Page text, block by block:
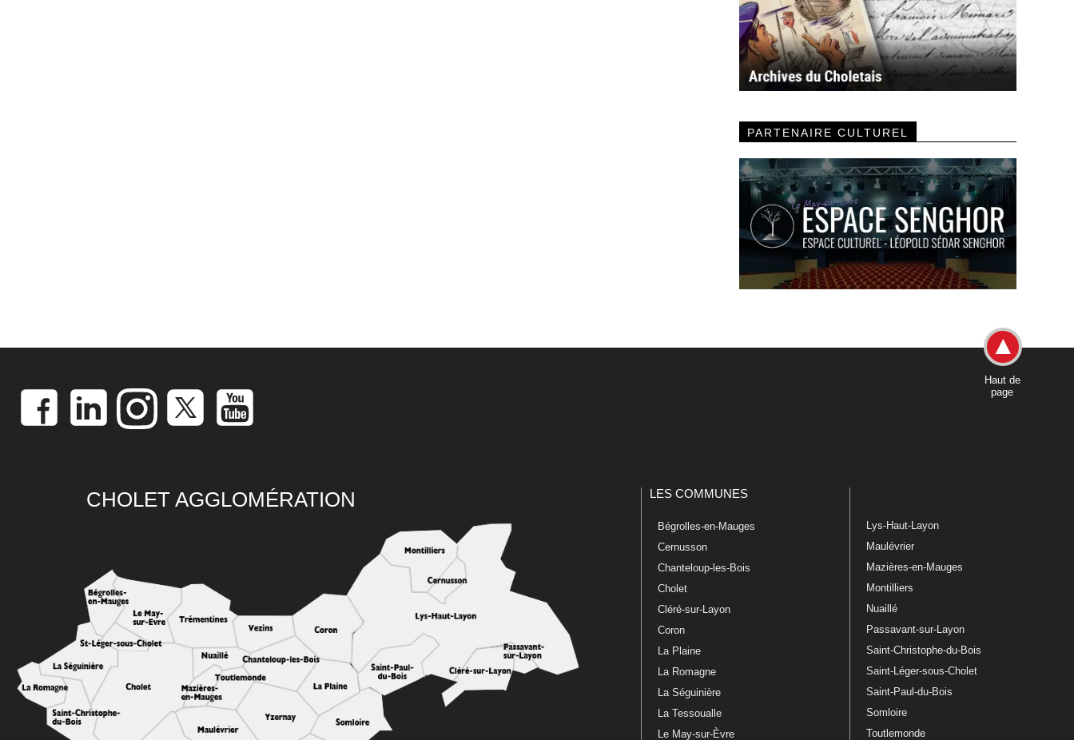
PARTENAIRE CULTUREL
Haut de
page
CHOLET AGGLOMÉRATION LES COMMUNES
Bégrolles-en-Mauges
Cernusson
Chanteloup-les-Bois
Cholet
Cléré-sur-Layon
Coron
La Plaine
La Romagne
La Séguinière
La Tessoualle
Le May-sur-Èvre
Lys-Haut-Layon
Maulévrier
Mazières-en-Mauges
Montilliers
Nuaillé
Passavant-sur-Layon
Saint-Christophe-du-Bois
Saint-Léger-sous-Cholet
Saint-Paul-du-Bois
Somloire
Toutlemonde